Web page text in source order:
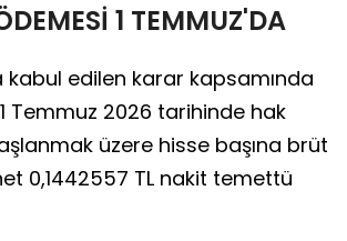
1 TEMMUZ'DA
kabul edilen karar kapsamında
Temmuz 2026 tarihinde hak
üzere hisse başına brüt
0,1442557 TL nakit temettü